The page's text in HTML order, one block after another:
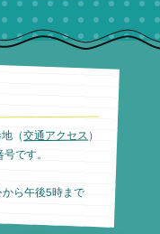
（交通アクセス ）
です。
ら午後5時まで